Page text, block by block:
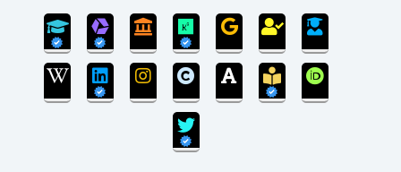
سی‌ام‌ شهریورماه 1399:
بروزرسانی سایت پایان یافته است و سایت در مرحله
انتقال پایگاه داده می‌باشد.